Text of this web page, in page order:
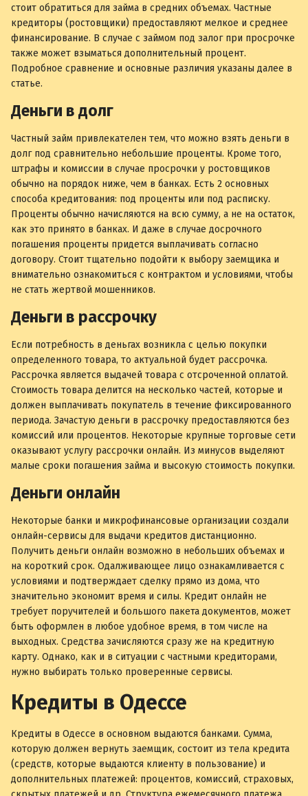
стоит обратиться для займа в средних объемах. Частные
кредиторы (ростовщики) предоставляют мелкое и среднее
финансирование. В случае с займом под залог при просрочке
также может взыматься дополнительный процент.
Подробное сравнение и основные различия указаны далее в
статье.
Деньги в долг
Частный займ привлекателен тем, что можно взять деньги в
долг под сравнительно небольшие проценты. Кроме того,
штрафы и комиссии в случае просрочки у ростовщиков
обычно на порядок ниже, чем в банках. Есть 2 основных
способа кредитования: под проценты или под расписку.
Проценты обычно начисляются на всю сумму, а не на остаток,
как это принято в банках. И даже в случае досрочного
погашения проценты придется выплачивать согласно
договору. Стоит тщательно подойти к выбору заемщика и
внимательно ознакомиться с контрактом и условиями, чтобы
не стать жертвой мошенников.
Деньги в рассрочку
Если потребность в деньгах возникла с целью покупки
определенного товара, то актуальной будет рассрочка.
Рассрочка является выдачей товара с отсроченной оплатой.
Стоимость товара делится на несколько частей, которые и
должен выплачивать покупатель в течение фиксированного
периода. Зачастую деньги в рассрочку предоставляются без
комиссий или процентов. Некоторые крупные торговые сети
оказывают услугу рассрочки онлайн. Из минусов выделяют
малые сроки погашения займа и высокую стоимость покупки.
Деньги онлайн
Некоторые банки и микрофинансовые организации создали
онлайн-сервисы для выдачи кредитов дистанционно.
Получить деньги онлайн возможно в небольших объемах и
на короткий срок. Одалживающее лицо ознакамливается с
условиями и подтверждает сделку прямо из дома, что
значительно экономит время и силы. Кредит онлайн не
требует поручителей и большого пакета документов, может
быть оформлен в любое удобное время, в том числе на
выходных. Средства зачисляются сразу же на кредитную
карту. Однако, как и в ситуации с частными кредиторами,
нужно выбирать только проверенные сервисы.
Кредиты в Одессе
Кредиты в Одессе в основном выдаются банками. Сумма,
которую должен вернуть заемщик, состоит из тела кредита
(средств, которые выдаются клиенту в пользование) и
дополнительных платежей: процентов, комиссий, страховых,